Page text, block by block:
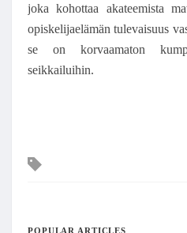
joka kohottaa akateemista
opiskelijaelämän tulevaisuus
se on korvaamaton
seikkailuihin.
POPULAR ARTICLES